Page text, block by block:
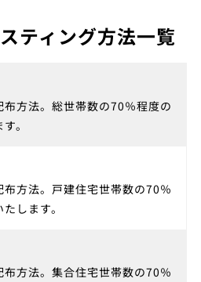
ティング方法一覧
方法。総世帯数の70％程度の
。
方法。戸建住宅世帯数の70％
します。
方法。集合住宅世帯数の70％